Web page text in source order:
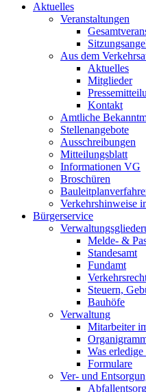
Aktuelles
Veranstaltungen
Aus dem
Aktuelles
Mitglieder
Kontakt
Amtliche
Stellenangebote
Ausschreibungen
Mitteilungsblatt
Informationen VG
Broschüren
Verkehrshinweise
Bürgerservice
Melde- &
Standesamt
Fundamt
Steuern,
Bauhöfe
Verwaltung
Mitarbeiter
Was
Formulare
Ver- und